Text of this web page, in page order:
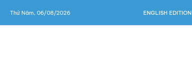
Thứ Năm, 06/08/2026 ENGLISH EDITION